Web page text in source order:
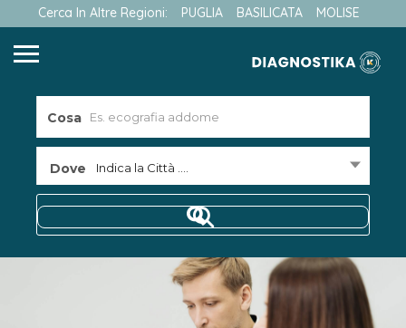
Cerca In Altre Regioni: PUGLIA BASILICATA MOLISE
Cosa
Dove Indica la Città ....